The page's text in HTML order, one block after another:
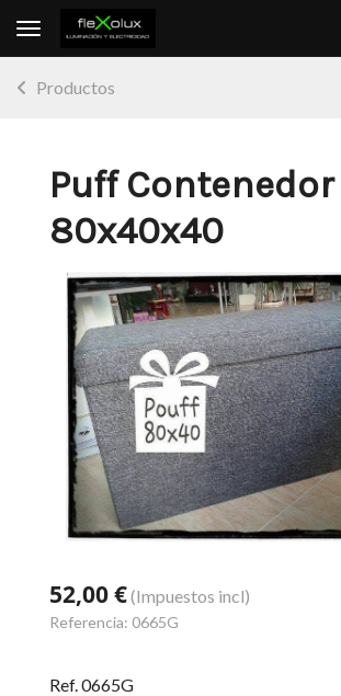
Toggle navigation
Productos
Puff Contenedor
80x40x40
52,00 €(Impuestos incl)
Referencia: 0665G
Ref. 0665G